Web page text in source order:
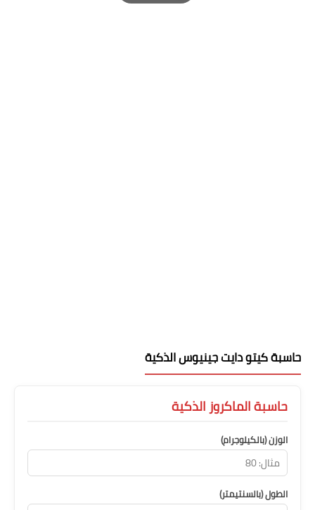
Print
حاسبة كيتو دايت جينيوس الذكية
حاسبة الماكروز الذكية
الوزن (بالكيلوجرام)
الطول (بالسنتيمتر)